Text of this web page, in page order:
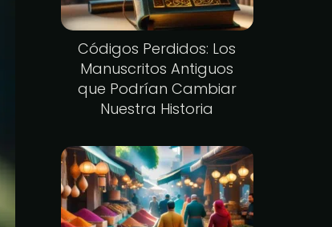
Códigos Perdidos: Los
Manuscritos Antiguos
que Podrían Cambiar
Nuestra Historia